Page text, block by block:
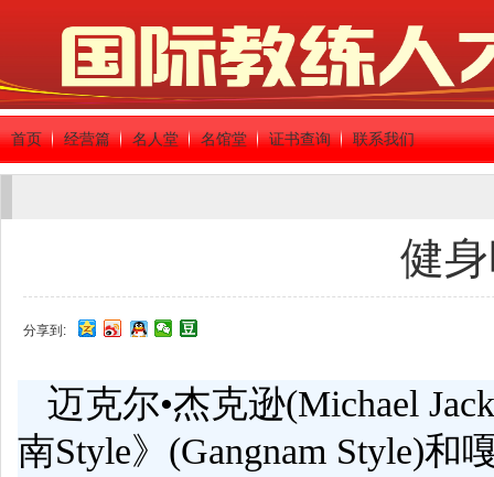
首页 经营篇 名人堂 名馆堂 证书查询 联系我们
健
分享到:
迈克尔•杰克逊(Michael
南Style》(Gangnam Style)和